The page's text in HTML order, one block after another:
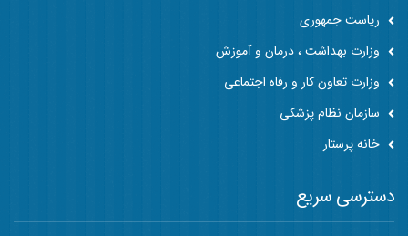
ریاست جمهوری
وزارت بهداشت ، درمان و آموزش
وزارت تعاون کار و رفاه اجتماعی
سازمان نظام پزشکی
خانه پرستار
دسترسی سریع